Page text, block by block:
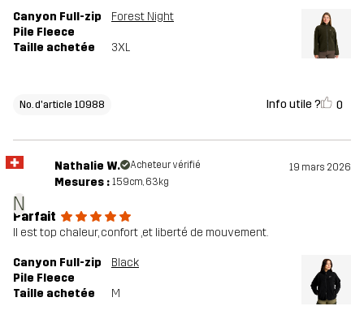
Canyon Full-zip
Pile Fleece
Forest Night
Taille achetée 3XL
No. d'article 10988 Info utile ? 0
N
Nathalie W. Acheteur vérifié 19 mars 2026
Mesures : 159cm, 63kg
Parfait
Il est top chaleur, confort ,et liberté de mouvement.
Canyon Full-zip
Pile Fleece
Black
Taille achetée M